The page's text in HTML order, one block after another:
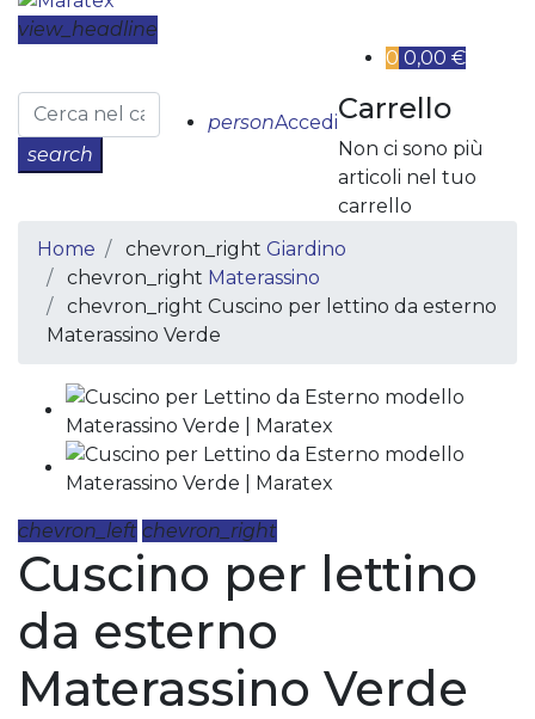
view_headline
search
personAccedi
0 0,00 €
Carrello
Non ci sono più
articoli nel tuo
carrello
Home
chevron_right Giardino
chevron_right Materassino
chevron_right Cuscino per lettino da esterno
Materassino Verde
chevron_left chevron_right
Cuscino per lettino
da esterno
Materassino Verde